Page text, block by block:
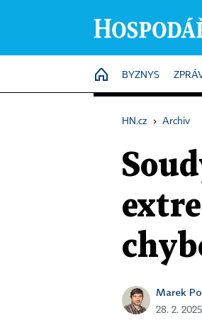
HOME
BYZNYS
HN.cz › Archiv
Marek
28. 2.